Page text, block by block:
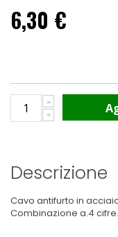
6,30 €
Descrizione
Cavo antifurto in
Combinazione a.4